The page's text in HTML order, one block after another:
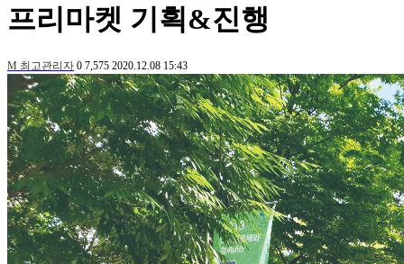
프리마켓 기획&진행
M 최고관리자 0 7,575 2020.12.08 15:43